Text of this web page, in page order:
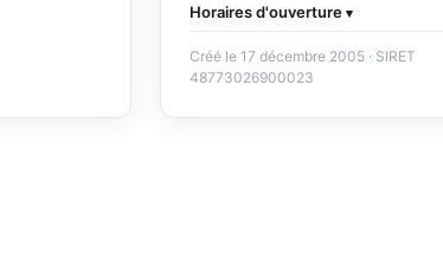
Horaires d'ouverture
Créé le 17 décembre 2005 · SIRET
48773026900023